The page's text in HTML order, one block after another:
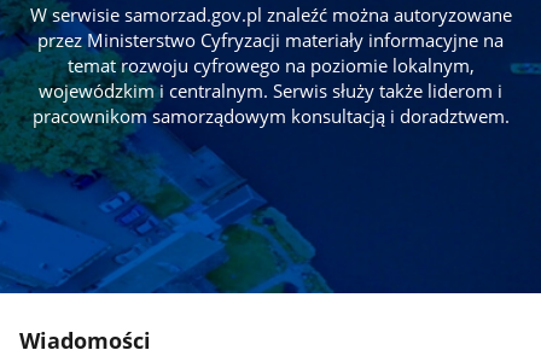
W serwisie samorzad.gov.pl znaleźć można autoryzowane
przez Ministerstwo Cyfryzacji materiały informacyjne na
temat rozwoju cyfrowego na poziomie lokalnym,
wojewódzkim i centralnym. Serwis służy także liderom i
pracownikom samorządowym konsultacją i doradztwem.
Wiadomości